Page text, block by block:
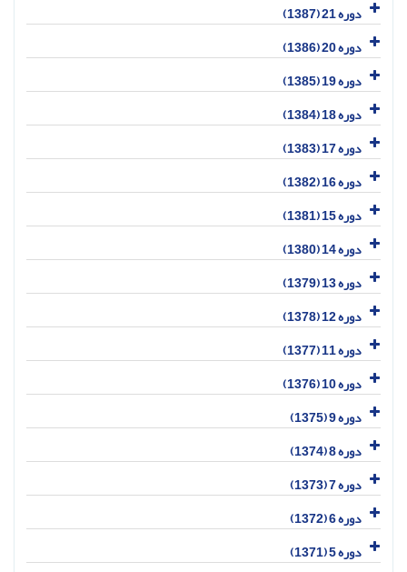
دوره 21 (1387)
دوره 20 (1386)
دوره 19 (1385)
دوره 18 (1384)
دوره 17 (1383)
دوره 16 (1382)
دوره 15 (1381)
دوره 14 (1380)
دوره 13 (1379)
دوره 12 (1378)
دوره 11 (1377)
دوره 10 (1376)
دوره 9 (1375)
دوره 8 (1374)
دوره 7 (1373)
دوره 6 (1372)
دوره 5 (1371)